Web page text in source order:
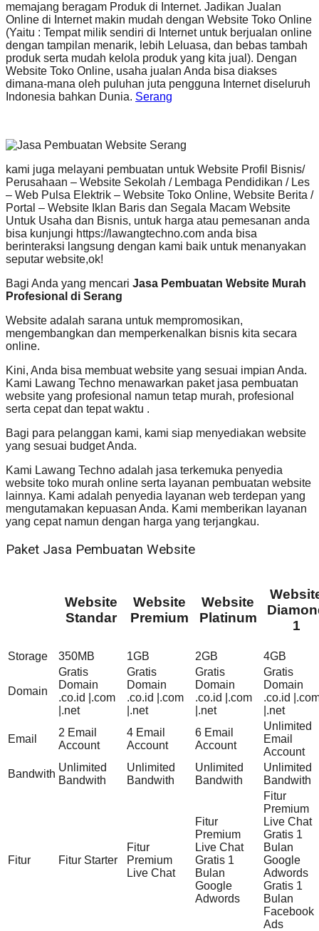
memajang beragam Produk di Internet. Jadikan Jualan
Online di Internet makin mudah dengan Website Toko Online
(Yaitu : Tempat milik sendiri di Internet untuk berjualan online
dengan tampilan menarik, lebih Leluasa, dan bebas tambah
produk serta mudah kelola produk yang kita jual). Dengan
Website Toko Online, usaha jualan Anda bisa diakses
dimana-mana oleh puluhan juta pengguna Internet diseluruh
Indonesia bahkan Dunia. Serang
kami juga melayani pembuatan untuk Website Profil Bisnis/
Perusahaan – Website Sekolah / Lembaga Pendidikan / Les
– Web Pulsa Elektrik – Website Toko Online, Website Berita /
Portal – Website Iklan Baris dan Segala Macam Website
Untuk Usaha dan Bisnis, untuk harga atau pemesanan anda
bisa kunjungi https://lawangtechno.com anda bisa
berinteraksi langsung dengan kami baik untuk menanyakan
seputar website,ok!
Bagi Anda yang mencari Jasa Pembuatan Website Murah
Profesional di Serang
Website adalah sarana untuk mempromosikan,
mengembangkan dan memperkenalkan bisnis kita secara
online.
Kini, Anda bisa membuat website yang sesuai impian Anda.
Kami Lawang Techno menawarkan paket jasa pembuatan
website yang profesional namun tetap murah, profesional
serta cepat dan tepat waktu .
Bagi para pelanggan kami, kami siap menyediakan website
yang sesuai budget Anda.
Kami Lawang Techno adalah jasa terkemuka penyedia
website toko murah online serta layanan pembuatan website
lainnya. Kami adalah penyedia layanan web terdepan yang
mengutamakan kepuasan Anda. Kami memberikan layanan
yang cepat namun dengan harga yang terjangkau.
Paket Jasa Pembuatan Website
Website
Standar
Website
Premium
Website
Platinum
1
Storage 350MB 1GB 2GB 4GB
Domain
Gratis
Domain
.co.id |.com
|.net
Gratis
Domain
.co.id |.com
|.net
Gratis
Domain
.co.id |.com
|.net
Gratis
Domain
.co.id
|.net
Email
2 Email
Account
4 Email
Account
6 Email
Account
Unlimited
Email
Account
Bandwith
Unlimited
Bandwith
Unlimited
Bandwith
Unlimited
Bandwith
Unlimited
Bandwith
Fitur Fitur Starter
Fitur
Premium
Live Chat
Fitur
Premium
Live Chat
Gratis 1
Bulan
Google
Adwords
Fitur
Premium
Live Chat
Gratis 1
Bulan
Google
Adwords
Gratis 1
Bulan
Facebook
Ads